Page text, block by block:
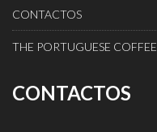
CONTACTOS
THE PORTUGUESE COFFEE
CONTACTOS